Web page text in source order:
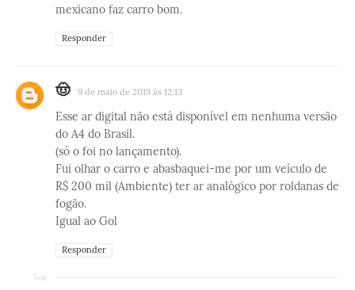
mexicano faz carro bom.
Responder
🤠 9 de maio de 2019 às 12:13
Esse ar digital não está disponível em nenhuma versão
do A4 do Brasil.
(só o foi no lançamento).
Fui olhar o carro e abasbaquei-me por um veículo de
R$ 200 mil (Ambiente) ter ar analógico por roldanas de
fogão.
Igual ao Gol
Responder